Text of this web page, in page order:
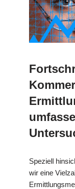
Speziell
wir eine